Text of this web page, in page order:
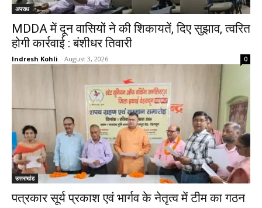
अपराध
MDDA में दून वासियों ने की शिकायतें, दिए सुझाव, त्वरित
होगी कार्रवाई : बंशीधर तिवारी
Indresh Kohli - August 3, 2026 0
उत्तराखंड
पत्रकार सूर्य प्रकाश एवं भार्गव के नेतृत्व में टीम का गठन